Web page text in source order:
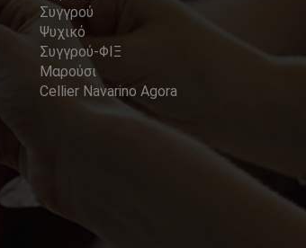
Συγγρού
Ψυχικό
Συγγρού-ΦΙΞ
Μαρούσι
Cellier Navarino Agora